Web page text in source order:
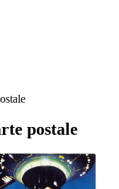
postale